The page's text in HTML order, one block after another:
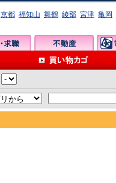
京都 福知山 舞鶴 綾部 宮津 亀岡